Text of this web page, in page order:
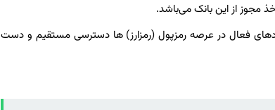
از این بانک می‌باشد.
فعال در عرصه رمزپول (رمزارز) ها دسترسی مستقیم و دست